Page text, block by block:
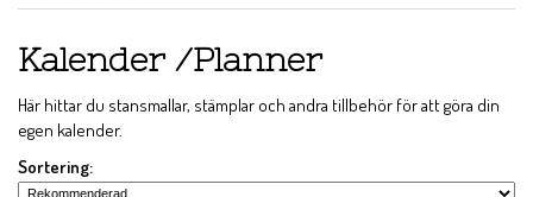
Kalender /Planner
Här hittar du stansmallar, stämplar och andra tillbehör för att göra din
egen kalender.
Sortering: